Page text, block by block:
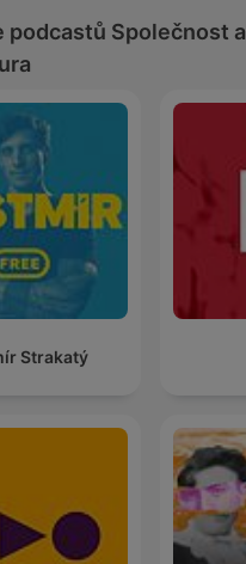
podcastů Společnost a
Strakatý